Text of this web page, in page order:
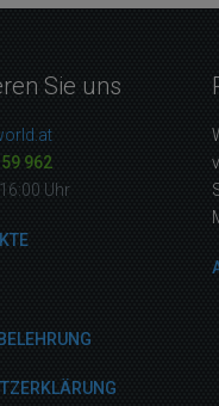
Sie uns
962
Uhr